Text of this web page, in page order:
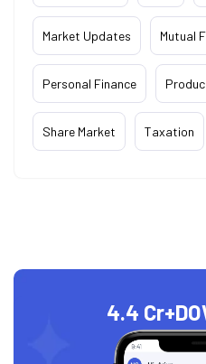
Market Updates Mutual
Personal Finance
Share Market Taxation
4.4 Cr+